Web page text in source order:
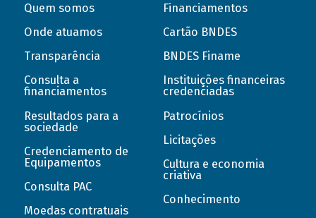
Quem somos
Onde atuamos
Transparência
Consulta a
financiamentos
Resultados para a
sociedade
Credenciamento de
Equipamentos
Consulta PAC
Moedas contratuais
Financiamentos
Cartão BNDES
BNDES Finame
Instituições financeiras
credenciadas
Patrocínios
Licitações
Cultura e economia
criativa
Conhecimento